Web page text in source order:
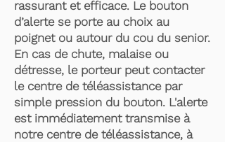
rassurant et efficace. Le bouton
d’alerte se porte au choix au
poignet ou autour du cou du senior.
En cas de chute, malaise ou
détresse, le porteur peut contacter
le centre de téléassistance par
simple pression du bouton. L'alerte
est immédiatement transmise à
notre centre de téléassistance, à